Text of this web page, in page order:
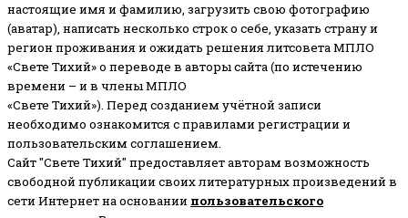
настоящие имя и фамилию, загрузить свою фотографию
(аватар), написать несколько строк о себе, указать страну и
регион проживания и ожидать решения литсовета МПЛО
«Свете Тихий» о переводе в авторы сайта (по истечению
времени – и в члены МПЛО
«Свете Тихий»). Перед созданием учётной записи
необходимо ознакомится с правилами регистрации и
пользовательским соглашением.
Сайт "Свете Тихий" предоставляет авторам возможность
свободной публикации своих литературных произведений в
сети Интернет на основании пользовательского